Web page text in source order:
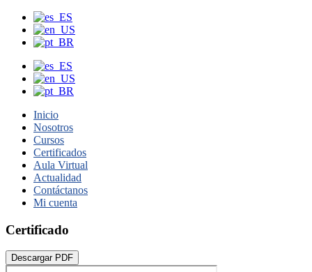
Inicio
Nosotros
Cursos
Certificados
Aula Virtual
Actualidad
Contáctanos
Mi cuenta
Certificado
Descargar PDF